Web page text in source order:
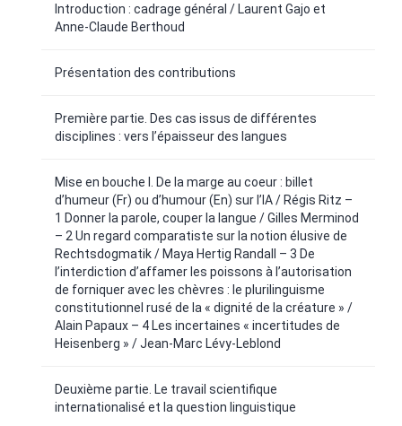
Introduction : cadrage général / Laurent Gajo et
Anne-Claude Berthoud
Présentation des contributions
Première partie. Des cas issus de différentes
disciplines : vers l’épaisseur des langues
Mise en bouche I. De la marge au coeur : billet
d’humeur (Fr) ou d’humour (En) sur l’IA / Régis Ritz –
1 Donner la parole, couper la langue / Gilles Merminod
– 2 Un regard comparatiste sur la notion élusive de
Rechtsdogmatik / Maya Hertig Randall – 3 De
l’interdiction d’affamer les poissons à l’autorisation
de forniquer avec les chèvres : le plurilinguisme
constitutionnel rusé de la « dignité de la créature » /
Alain Papaux – 4 Les incertaines « incertitudes de
Heisenberg » / Jean-Marc Lévy-Leblond
Deuxième partie. Le travail scientifique
internationalisé et la question linguistique